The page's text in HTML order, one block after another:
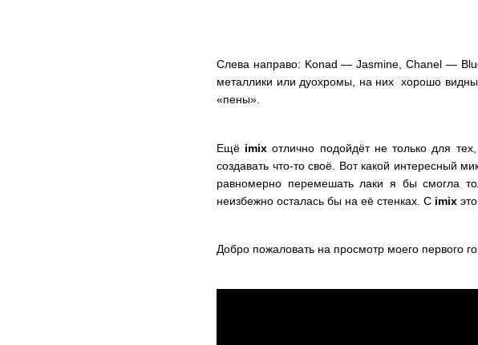
Слева направо: Konad — Jasmine, Chanel —
металлики или дуохромы, на них хорошо
«пены».
Ещё imixотлично подойдёт не только для
создавать что-то своё. Вот какой интересный
равномерно перемешать лаки я бы смогла
неизбежно осталась бы на её стенках. С imix
Добро пожаловать на просмотр моего первого